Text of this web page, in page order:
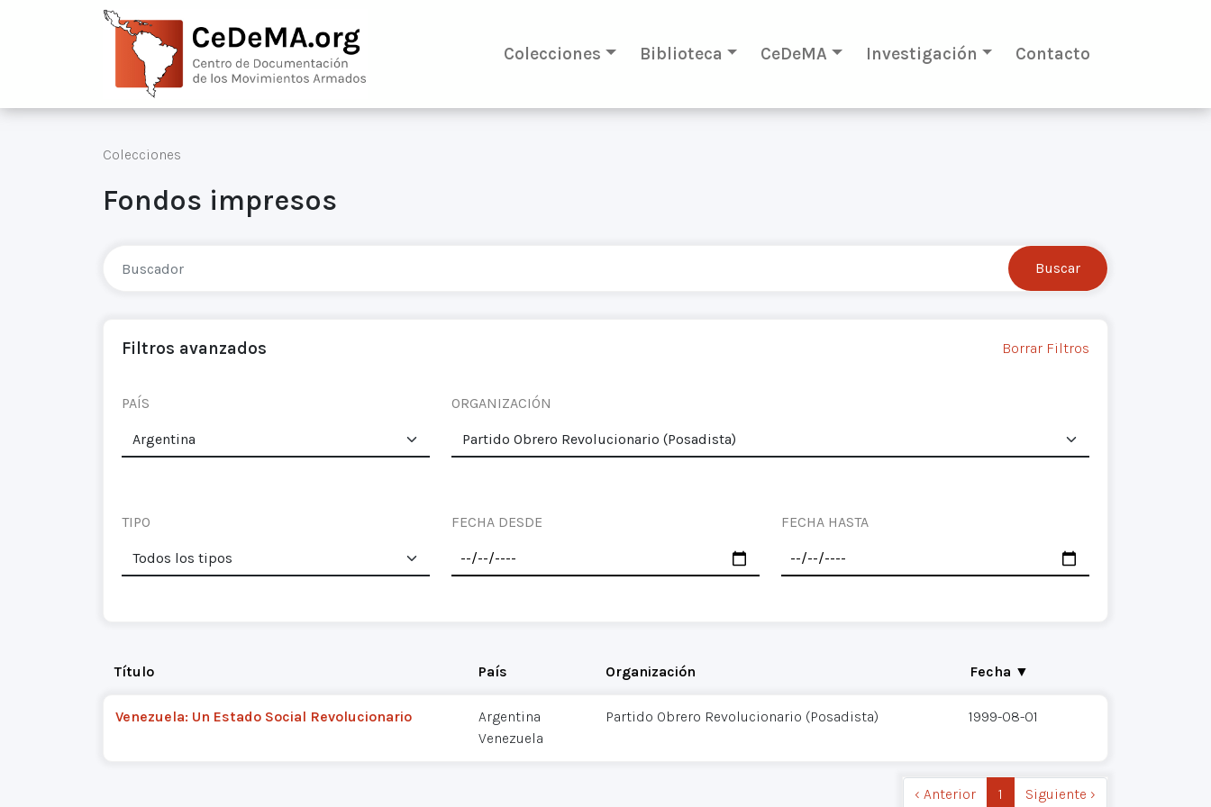
Colecciones Biblioteca CeDeMA Investigación Contacto
Colecciones
Fondos impresos
Filtros avanzados Borrar Filtros
PAÍS ORGANIZACIÓN
TIPO FECHA DESDE FECHA HASTA
Título País Organización Fecha ▼
Venezuela: Un Estado Social Revolucionario
Argentina
Venezuela
Partido Obrero Revolucionario (Posadista) 1999-08-01
‹ Anterior 1 Siguiente ›